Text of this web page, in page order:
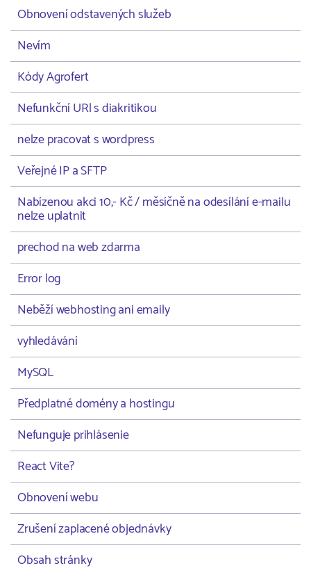
Obnovení odstavených služeb
Nevím
Kódy Agrofert
Nefunkční URl s diakritikou
nelze pracovat s wordpress
Veřejné IP a SFTP
Nabízenou akci 10,- Kč / měsíčně na odesílání e-mailu
nelze uplatnit
prechod na web zdarma
Error log
Neběží webhosting ani emaily
vyhledávání
MySQL
Předplatné domény a hostingu
Nefunguje prihlásenie
React Vite?
Obnovení webu
Zrušení zaplacené objednávky
Obsah stránky